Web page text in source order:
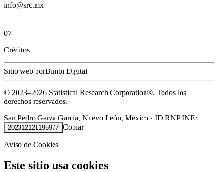
info@src.mx
07
Créditos
Sitio web porBimbi Digital
© 2023–2026 Statistical Research Corporation®. Todos los
derechos reservados.
San Pedro Garza García, Nuevo León, México · ID RNP INE:
202312121195977 Copiar
Aviso de Cookies
Este sitio usa cookies